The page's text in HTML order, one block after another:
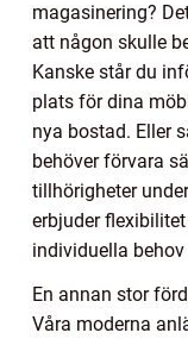
magasinering?
att någon skulle
Kanske står du
plats för dina
nya bostad. Eller
behöver förvara
tillhörigheter
erbjuder
individuella
En annan stor
Våra moderna